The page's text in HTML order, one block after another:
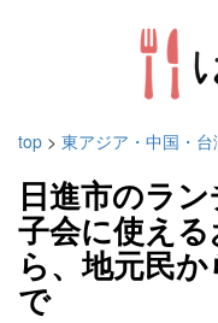
top > 東アジア・中国・台
日進市のラ
子会に使え
ら、地元民
で